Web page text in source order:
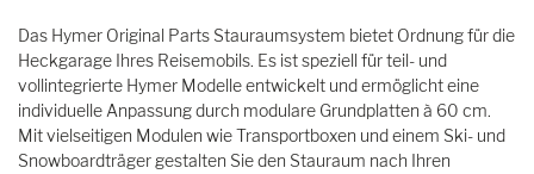
Das Hymer Original Parts Stauraumsystem bietet Ordnung für die
Heckgarage Ihres Reisemobils. Es ist speziell für teil- und
vollintegrierte Hymer Modelle entwickelt und ermöglicht eine
individuelle Anpassung durch modulare Grundplatten à 60 cm.
Mit vielseitigen Modulen wie Transportboxen und einem Ski- und
Snowboardträger gestalten Sie den Stauraum nach Ihren